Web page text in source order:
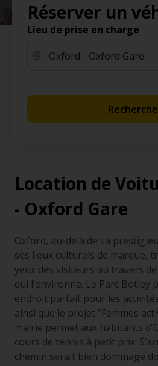
Réserver un
Lieu de prise en charge
Location de
- Oxford Gare
Oxford, au-delà de sa
ses lieux culturels de marque,
yeux des visiteurs au travers
qui l’environne. Le Parc Botley
endroit parfait pour les
ainsi que le projet ”Femmes
mairie permet aux habitants
cours de tennis à petit prix.
chemin serait bien dommage